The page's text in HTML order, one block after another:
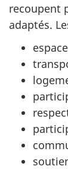
recoupent
adaptés.